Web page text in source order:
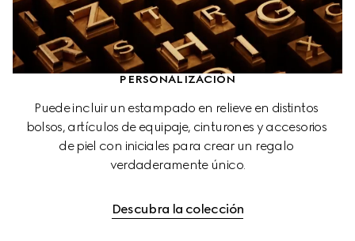
PERSONALIZACIÓN
Puede incluir un estampado en relieve en distintos
bolsos, artículos de equipaje, cinturones y accesorios
de piel con iniciales para crear un regalo
verdaderamente único.
Descubra la colección